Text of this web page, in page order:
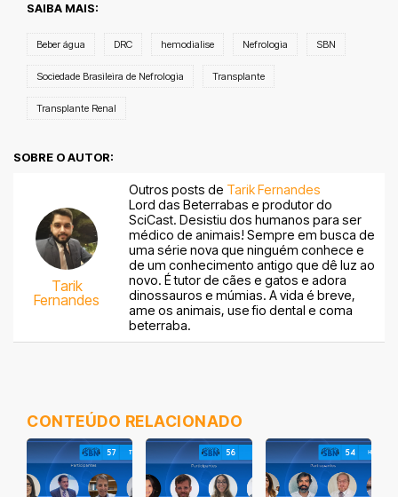
SAIBA MAIS:
Beber água DRC hemodialise Nefrologia SBN
Sociedade Brasileira de Nefrologia Transplante
Transplante Renal
SOBRE O AUTOR:
Tarik
Fernandes
Outros posts de Tarik Fernandes
Lord das Beterrabas e produtor do
SciCast. Desistiu dos humanos para ser
médico de animais! Sempre em busca de
uma série nova que ninguém conhece e
de um conhecimento antigo que dê luz ao
novo. É tutor de cães e gatos e adora
dinossauros e múmias. A vida é breve,
ame os animais, use fio dental e coma
beterraba.
CONTEÚDO RELACIONADO